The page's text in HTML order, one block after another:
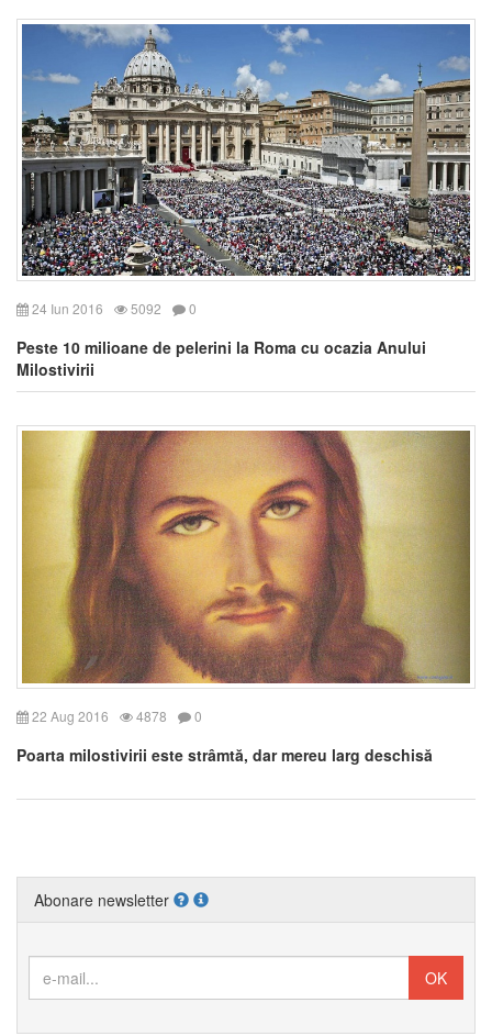
24 Iun 2016 5092 0
Peste 10 milioane de pelerini la Roma cu ocazia Anului
Milostivirii
22 Aug 2016 4878 0
Poarta milostivirii este strâmtă, dar mereu larg deschisă
Abonare newsletter